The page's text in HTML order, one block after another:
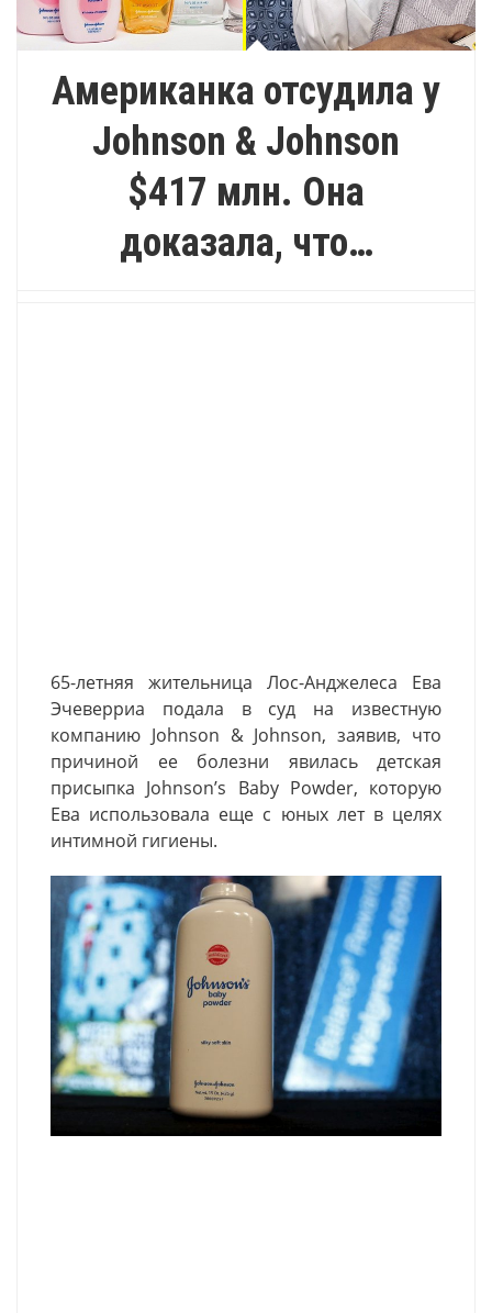
Американка отсудила у
Johnson & Johnson
$417 млн. Она
доказала, что…
65-летняя жительница Лос-Анджелеса Ева
Эчеверриа подала в суд на известную
компанию Johnson & Johnson, заявив, что
причиной ее болезни явилась детская
присыпка Johnsonʼs Baby Powder, которую
Ева использовала еще с юных лет в целях
интимной гигиены.